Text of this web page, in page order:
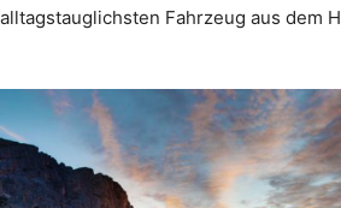
alltagstauglichsten Fahrzeug aus dem